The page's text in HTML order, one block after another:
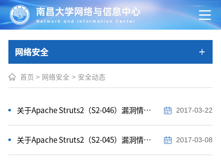
网络安全
首页 > 网络安全 > 安全动态
2017-03-22
关于Apache Struts2（S2-046）漏洞情况的通报
2017-03-08
关于Apache Struts2（S2-045）漏洞情况的通报